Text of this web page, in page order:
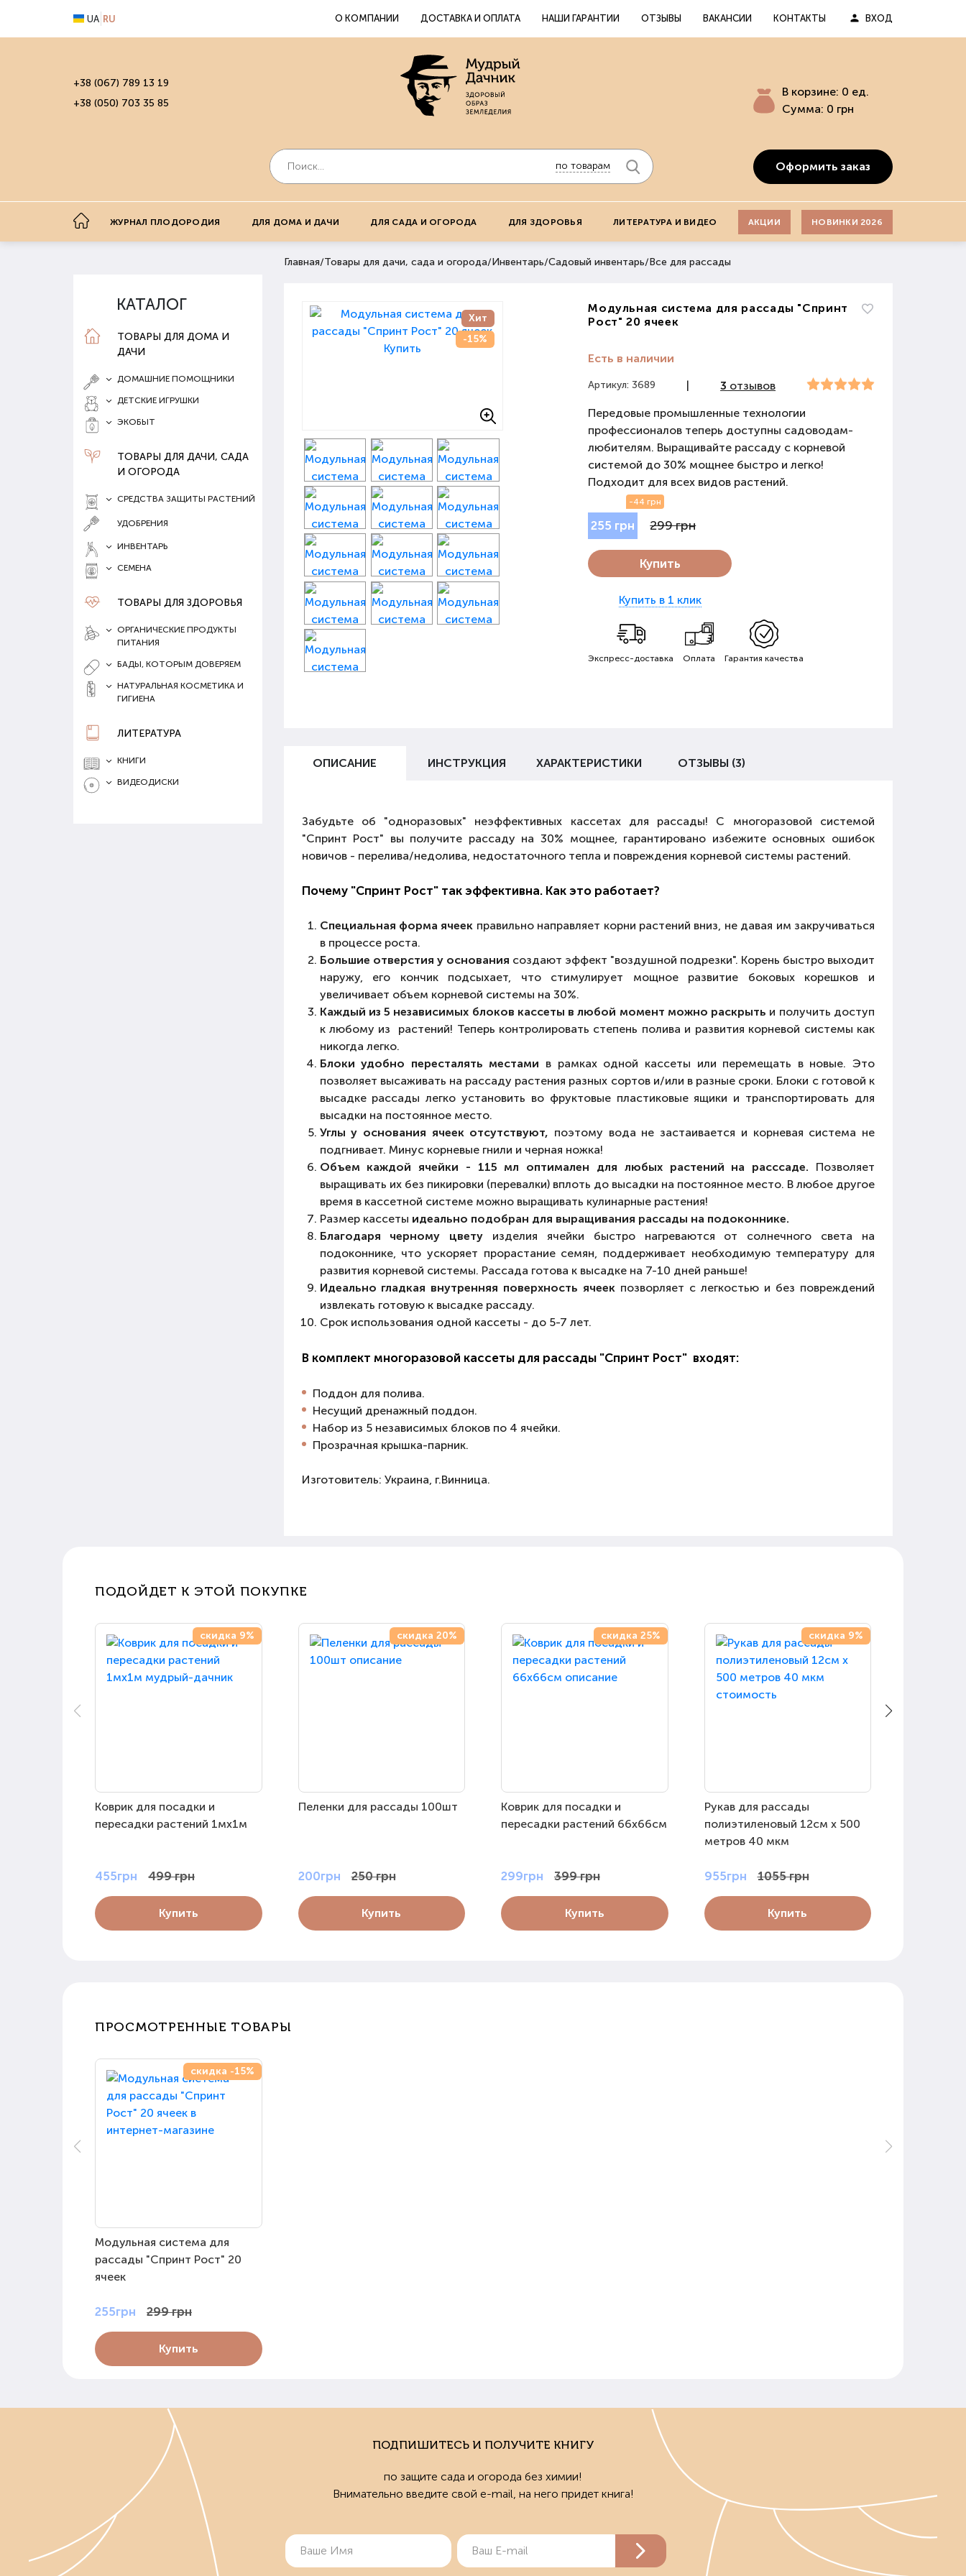
UA RU О КОМПАНИИ ДОСТАВКА И ОПЛАТА НАШИ ГАРАНТИИ ОТЗЫВЫ ВАКАНСИИ КОНТАКТЫ ВХОД
+38 (067) 789 13 19
+38 (050) 703 35 85
по товарам
В корзине: 0 ед.
Сумма: 0 грн
Оформить заказ
ЖУРНАЛ ПЛОДОРОДИЯ ДЛЯ ДОМА И ДАЧИ ДЛЯ САДА И ОГОРОДА ДЛЯ ЗДОРОВЬЯ ЛИТЕРАТУРА И ВИДЕО АКЦИИ НОВИНКИ 2026
КАТАЛОГ
ТОВАРЫ ДЛЯ ДОМА И
ДАЧИ
ДОМАШНИЕ ПОМОЩНИКИ
ДЕТСКИЕ ИГРУШКИ
ЭКОБЫТ
ТОВАРЫ ДЛЯ ДАЧИ, САДА
И ОГОРОДА
СРЕДСТВА ЗАЩИТЫ РАСТЕНИЙ
УДОБРЕНИЯ
ИНВЕНТАРЬ
СЕМЕНА
ТОВАРЫ ДЛЯ ЗДОРОВЬЯ
ОРГАНИЧЕСКИЕ ПРОДУКТЫ
ПИТАНИЯ
БАДЫ, КОТОРЫМ ДОВЕРЯЕМ
НАТУРАЛЬНАЯ КОСМЕТИКА И
ГИГИЕНА
ЛИТЕРАТУРА
КНИГИ
ВИДЕОДИСКИ
Главная/Товары для дачи, сада и огорода/Инвентарь/Садовый инвентарь/Все для рассады
Хит
-15%
Модульная система для рассады "Спринт
Рост" 20 ячеек
Есть в наличии
Артикул: 3689 | 3 отзывов
Передовые промышленные технологии
профессионалов теперь доступны садоводам-
любителям. Выращивайте рассаду с корневой
системой до 30% мощнее быстро и легко!
Подходит для всех видов растений.
255 грн
-44 грн
299 грн
Купить
Купить в 1 клик
Экспресс-доставка Оплата Гарантия качества
ОПИСАНИЕ ИНСТРУКЦИЯ ХАРАКТЕРИСТИКИ ОТЗЫВЫ (3)
Забудьте об "одноразовых" неэффективных кассетах для рассады! С многоразовой системой
"Спринт Рост" вы получите рассаду на 30% мощнее, гарантировано избежите основных ошибок
новичов - перелива/недолива, недостаточного тепла и повреждения корневой системы растений.
Почему "Спринт Рост" так эффективна. Как это работает?
Специальная форма ячеек правильно направляет корни растений вниз, не давая им закручиваться
в процессе роста.
Большие отверстия у основания создают эффект "воздушной подрезки". Корень быстро выходит
наружу, его кончик подсыхает, что стимулирует мощное развитие боковых корешков и
увеличивает объем корневой системы на 30%.
Каждый из 5 независимых блоков кассеты в любой момент можно раскрыть и получить доступ
к любому из растений! Теперь контролировать степень полива и развития корневой системы как
никогда легко.
Блоки удобно пересталять местами в рамках одной кассеты или перемещать в новые. Это
позволяет высаживать на рассаду растения разных сортов и/или в разные сроки. Блоки с готовой к
высадке рассады легко установить во фруктовые пластиковые ящики и транспортировать для
высадки на постоянное место.
Углы у основания ячеек отсутствуют, поэтому вода не застаивается и корневая система не
подгнивает. Минус корневые гнили и черная ножка!
Объем каждой ячейки - 115 мл оптимален для любых растений на расссаде. Позволяет
выращивать их без пикировки (перевалки) вплоть до высадки на постоянное место. В любое другое
время в кассетной системе можно выращивать кулинарные растения!
Размер кассеты идеально подобран для выращивания рассады на подоконнике.
Благодаря черному цвету изделия ячейки быстро нагреваются от солнечного света на
подоконнике, что ускоряет прорастание семян, поддерживает необходимую температуру для
развития корневой системы. Рассада готова к высадке на 7-10 дней раньше!
Идеально гладкая внутренняя поверхность ячеек позворляет с легкостью и без повреждений
извлекать готовую к высадке рассаду.
Срок использования одной кассеты - до 5-7 лет.
В комплект многоразовой кассеты для рассады "Спринт Рост" входят:
Поддон для полива.
Несущий дренажный поддон.
Набор из 5 независимых блоков по 4 ячейки.
Прозрачная крышка-парник.
Изготовитель: Украина, г.Винница.
ПОДОЙДЕТ К ЭТОЙ ПОКУПКЕ
скидка 9%
Коврик для посадки и
пересадки растений 1мх1м
455грн 499 грн
Купить
скидка 20%
Пеленки для рассады 100шт
200грн 250 грн
Купить
скидка 25%
Коврик для посадки и
пересадки растений 66х66см
299грн 399 грн
Купить
скидка 9%
Рукав для рассады
полиэтиленовый 12см х 500
метров 40 мкм
955грн 1055 грн
Купить
ПРОСМОТРЕННЫЕ ТОВАРЫ
скидка -15%
Модульная система для
рассады "Спринт Рост" 20
ячеек
255грн 299 грн
Купить
ПОДПИШИТЕСЬ И ПОЛУЧИТЕ КНИГУ
по защите сада и огорода без химии!
Внимательно введите свой e-mail, на него придет книга!